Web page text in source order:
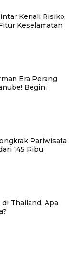
Kenali Risiko,
Keselamatan
Era Perang
Begini
Pariwisata
145 Ribu
Thailand, Apa